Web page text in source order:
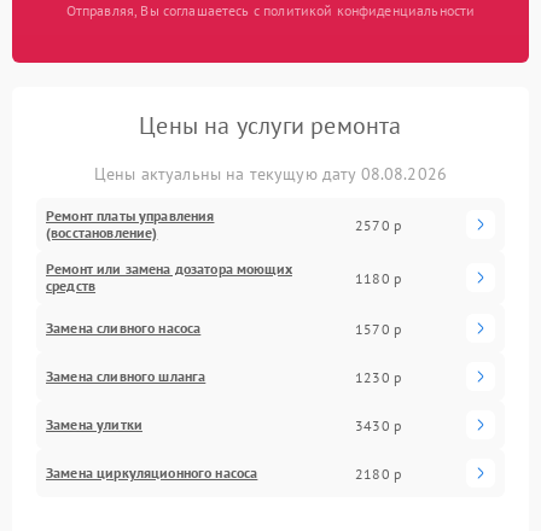
Отправляя, Вы соглашаетесь с политикой конфиденциальности
Цены на услуги ремонта
Цены актуальны на текущую дату 08.08.2026
Ремонт платы управления
(восстановление)
2570 р
Ремонт или замена дозатора моющих
средств
1180 р
Замена сливного насоса 1570 р
Замена сливного шланга 1230 р
Замена улитки 3430 р
Замена циркуляционного насоса 2180 р